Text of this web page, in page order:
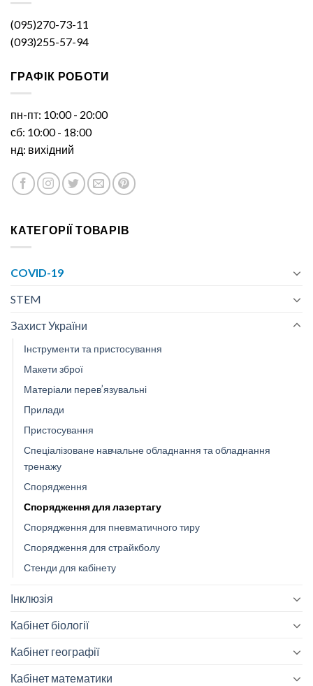
(095)270-73-11
(093)255-57-94
ГРАФІК РОБОТИ
пн-пт: 10:00 - 20:00
сб: 10:00 - 18:00
нд: вихідний
КАТЕГОРІЇ ТОВАРІВ
COVID-19
STEM
Захист України
Інструменти та пристосування
Макети зброї
Матеріали перев’язувальні
Прилади
Пристосування
Спеціалізоване навчальне обладнання та обладнання
тренажу
Спорядження
Спорядження для лазертагу
Спорядження для пневматичного тиру
Спорядження для страйкболу
Стенди для кабінету
Інклюзія
Кабінет біології
Кабінет географії
Кабінет математики